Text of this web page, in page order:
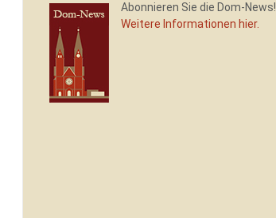
Abonnieren Sie die Dom-News!
Weitere Informationen hier.